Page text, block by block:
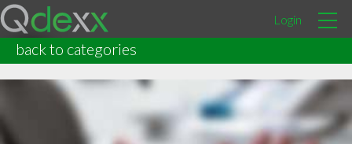
Login
back to categories